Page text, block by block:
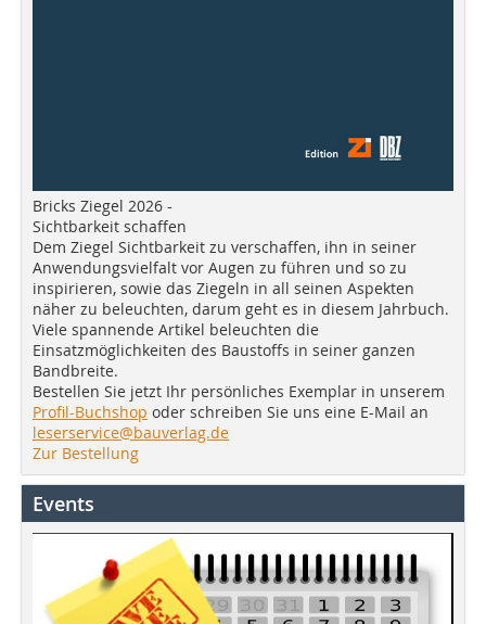
Bricks Ziegel 2026 -
Sichtbarkeit schaffen
Dem Ziegel Sichtbarkeit zu verschaffen, ihn in seiner
Anwendungsvielfalt vor Augen zu führen und so zu
inspirieren, sowie das Ziegeln in all seinen Aspekten
näher zu beleuchten, darum geht es in diesem Jahrbuch.
Viele spannende Artikel beleuchten die
Einsatzmöglichkeiten des Baustoffs in seiner ganzen
Bandbreite.
Bestellen Sie jetzt Ihr persönliches Exemplar in unserem
Profil-Buchshop oder schreiben Sie uns eine E-Mail an
leserservice@bauverlag.de
Zur Bestellung
Events